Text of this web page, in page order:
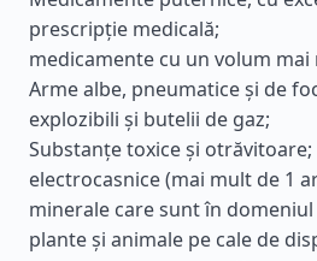
prescripție medicală;
medicamente cu un volum mai
Arme albe, pneumatice și de
explozibili și butelii de gaz;
Substanțe toxice și otrăvitoare;
electrocasnice (mai mult de 1
minerale care sunt în
plante și animale pe cale de